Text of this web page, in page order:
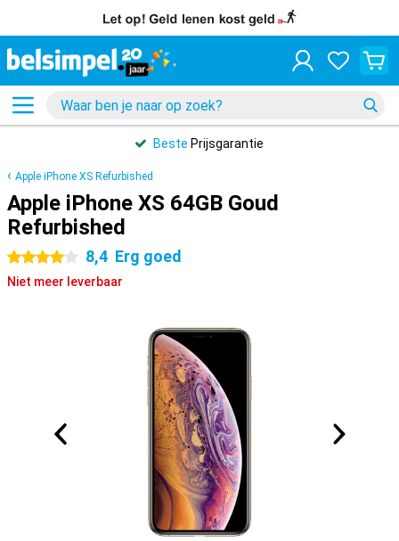
Beste Prijsgarantie
Apple iPhone XS Refurbished
Apple iPhone XS 64GB Goud
Refurbished
4 sterren 8,4 Erg goed
Niet meer leverbaar